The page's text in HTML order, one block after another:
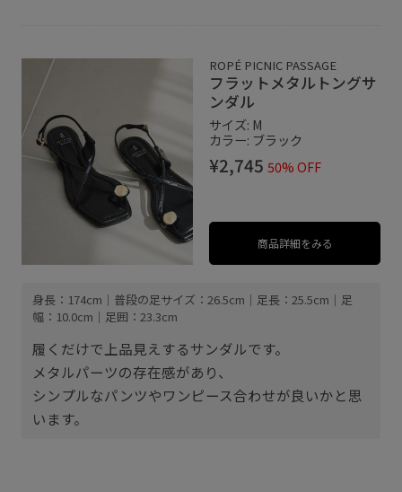
ROPÉ PICNIC PASSAGE
フラットメタルトングサ
ンダル
サイズ: M
カラー: ブラック
¥2,745 50% OFF
商品詳細をみる
身長：174cm｜普段の足サイズ：26.5cm｜足長：25.5cm｜足
幅：10.0cm｜足囲：23.3cm
履くだけで上品見えするサンダルです。
メタルパーツの存在感があり、
シンプルなパンツやワンピース合わせが良いかと思
います。